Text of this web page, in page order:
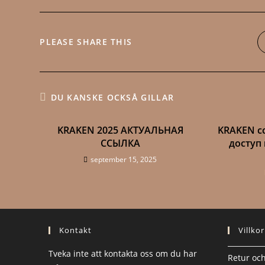
PLEASE SHARE THIS
DU KANSKE OCKSÅ GILLAR
KRAKEN 2025 АКТУАЛЬНАЯ
ССЫЛКА
september 15, 2025
KRAKEN
доступ
Kontakt
Tveka inte att kontakta oss om du har
Villkor
Retur